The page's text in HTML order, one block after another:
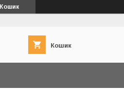
Кошик
Кошик